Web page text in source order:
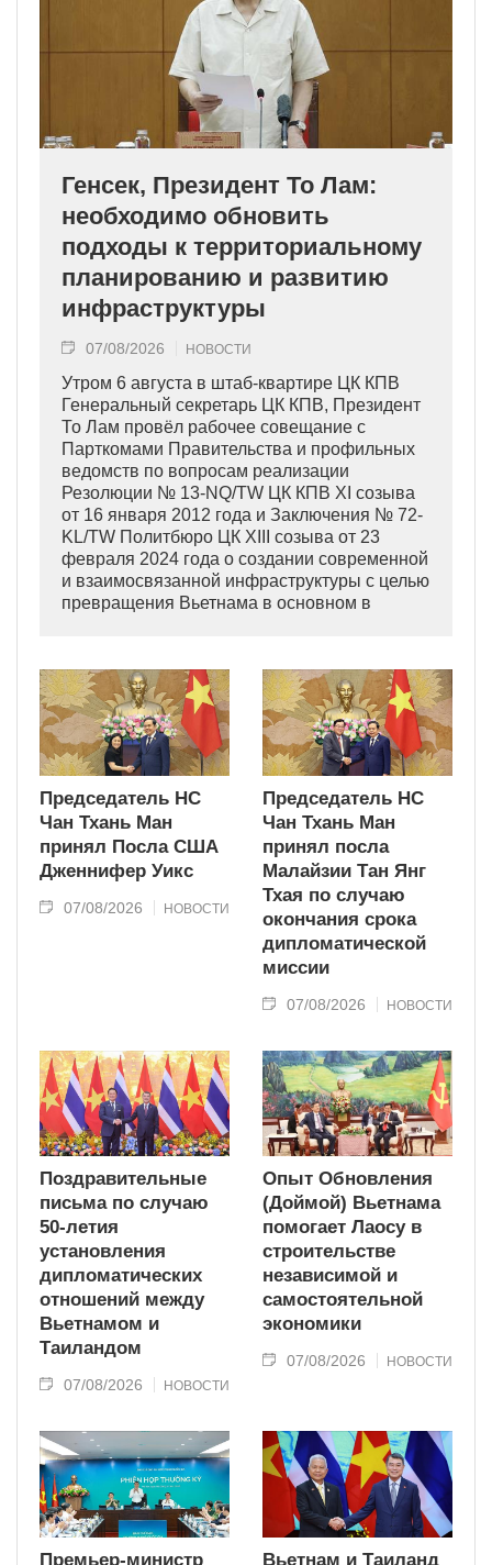
Генсек, Президент То Лам:
необходимо обновить
подходы к территориальному
планированию и развитию
инфраструктуры
07/08/2026 НОВОСТИ
Утром 6 августа в штаб-квартире ЦК КПВ
Генеральный секретарь ЦК КПВ, Президент
То Лам провёл рабочее совещание с
Парткомами Правительства и профильных
ведомств по вопросам реализации
Резолюции № 13-NQ/TW ЦК КПВ XI созыва
от 16 января 2012 года и Заключения № 72-
KL/TW Политбюро ЦК XIII созыва от 23
февраля 2024 года о создании современной
и взаимосвязанной инфраструктуры с целью
превращения Вьетнама в основном в
Председатель НС
Чан Тхань Ман
принял Посла США
Дженнифер Уикс
07/08/2026 НОВОСТИ
Председатель НС
Чан Тхань Ман
принял посла
Малайзии Тан Янг
Тхая по случаю
окончания срока
дипломатической
миссии
07/08/2026 НОВОСТИ
Поздравительные
письма по случаю
50-летия
установления
дипломатических
отношений между
Вьетнамом и
Таиландом
07/08/2026 НОВОСТИ
Опыт Обновления
(Доймой) Вьетнама
помогает Лаосу в
строительстве
независимой и
самостоятельной
экономики
07/08/2026 НОВОСТИ
Премьер-министр Вьетнам и Таиланд